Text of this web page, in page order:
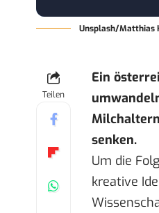
Unsplash/Matthias
Teilen
Ein
senken.
Um die
kreative